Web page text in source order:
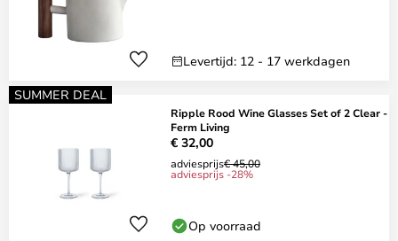
Levertijd: 12 - 17 werkdagen
SUMMER DEAL
Ripple Rood Wine Glasses Set of 2 Clear -
Ferm Living
€ 32,00
adviesprijs€ 45,00
adviesprijs -28%
Op voorraad